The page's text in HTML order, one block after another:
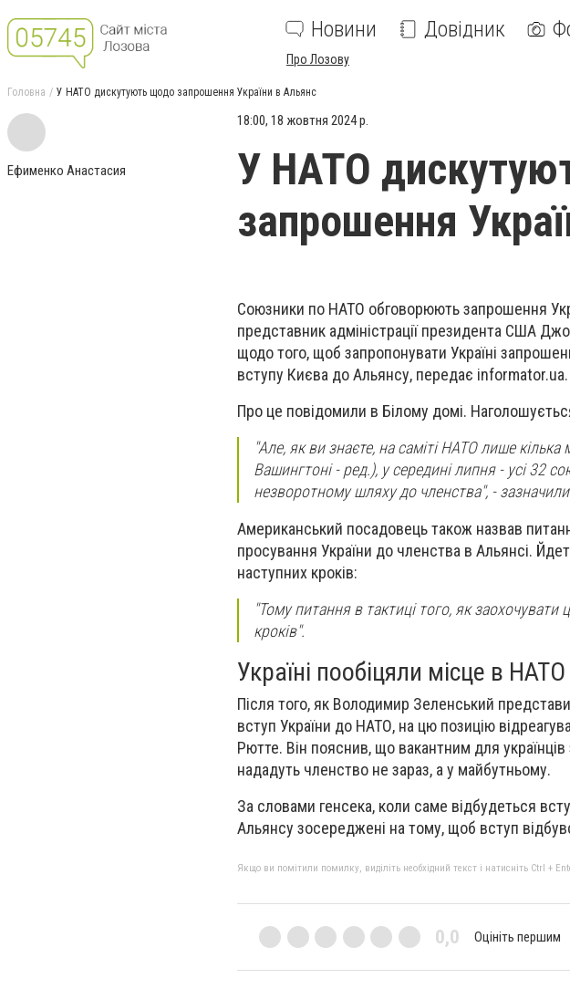
Новини Довідник
Про Лозову
Головна У НАТО дискутують щодо запрошення України в Альянс
Ефименко Анастасия
18:00, 18 жовтня 2024 р.
У НАТО
запрошення
Союзники по НАТО обговорюють запрошення
представник адміністрації президента США
щодо того, щоб запропонувати Україні
вступу Києва до Альянсу, передає informator.ua.
Про це повідомили в Білому домі.
"Але, як ви знаєте, на саміті НАТО лише
Вашингтоні - ред.), у середині липня - усі 32
незворотному шляху до членства", - зазначили
Американський посадовець також назвав
просування України до членства в Альянсі.
наступних кроків:
"Тому питання в тактиці того, як
кроків".
Україні пообіцяли місце в НАТО
Після того, як Володимир Зеленський
вступ України до НАТО, на цю позицію
Рютте. Він пояснив, що вакантним для
нададуть членство не зараз, а у майбутньому.
За словами генсека, коли саме відбудеться
Альянсу зосереджені на тому, щоб вступ
Якщо ви помітили помилку, виділіть необхідний текст і натисніть Ctrl +
0,0 Оцініть першим